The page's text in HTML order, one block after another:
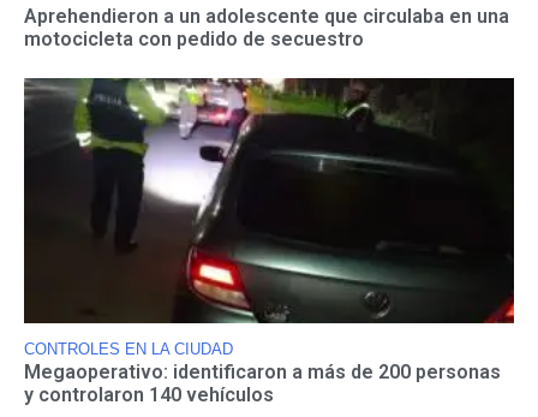
Aprehendieron a un adolescente que circulaba en una
motocicleta con pedido de secuestro
CONTROLES EN LA CIUDAD
Megaoperativo: identificaron a más de 200 personas
y controlaron 140 vehículos